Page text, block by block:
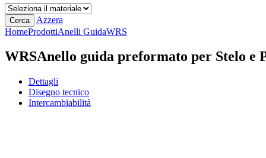
Cerca
Azzera
HomeProdottiAnelli GuidaWRS
WRSAnello guida preformato per Stelo e
Dettagli
Disegno tecnico
Intercambiabilità